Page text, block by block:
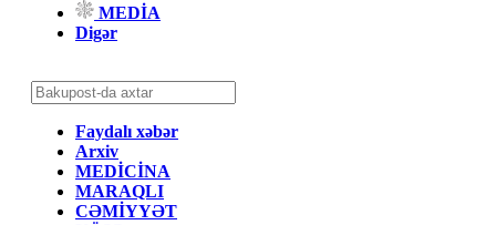
MEDİA
Digər
Faydalı xəbər
Arxiv
MEDİCİNA
MARAQLI
CƏMİYYƏT